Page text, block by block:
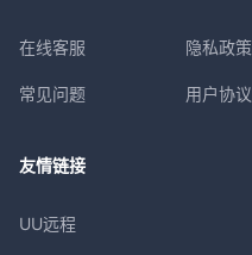
在线客服
常见问题
隐私政策
用户协议
友情链接
UU远程